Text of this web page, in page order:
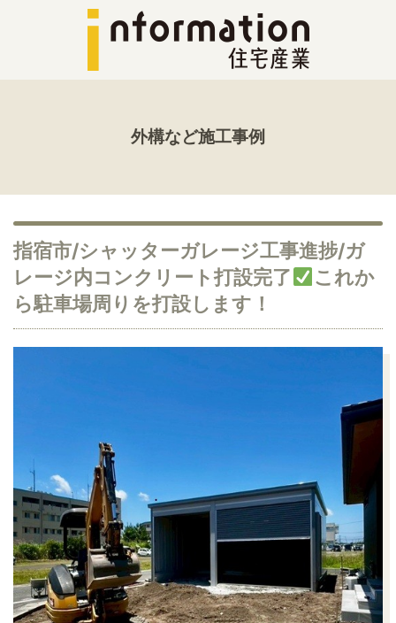
外構など施工事例
指宿市/シャッターガレージ工事進捗/ガ
レージ内コンクリート打設完了
これか
ら駐車場周りを打設します！